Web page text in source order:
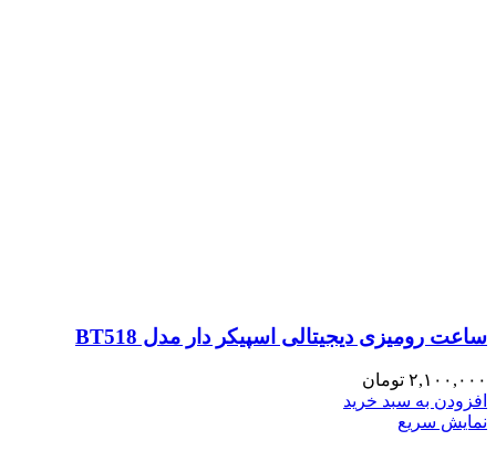
ساعت رومیزی دیجیتالی اسپیکر دار مدل BT518
۲,۱۰۰,۰۰۰ تومان
افزودن به سبد خرید
نمایش سریع